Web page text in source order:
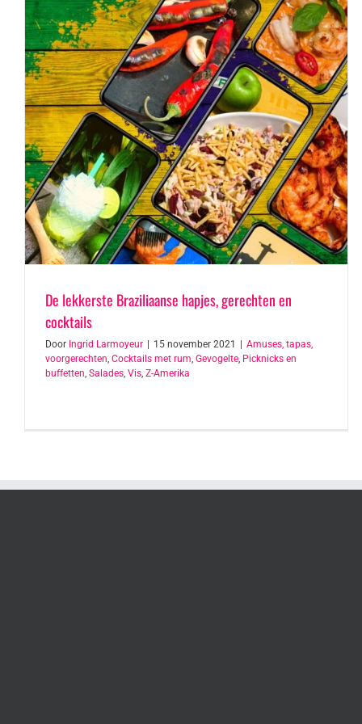
De lekkerste Braziliaanse hapjes, gerechten en
cocktails
Door Ingrid Larmoyeur 15 november 2021
Amuses, tapas,
voorgerechten, Cocktails met rum, Gevogelte, Picknicks en
buffetten, Salades, Vis, Z-Amerika